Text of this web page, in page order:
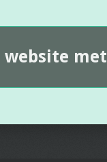
website met